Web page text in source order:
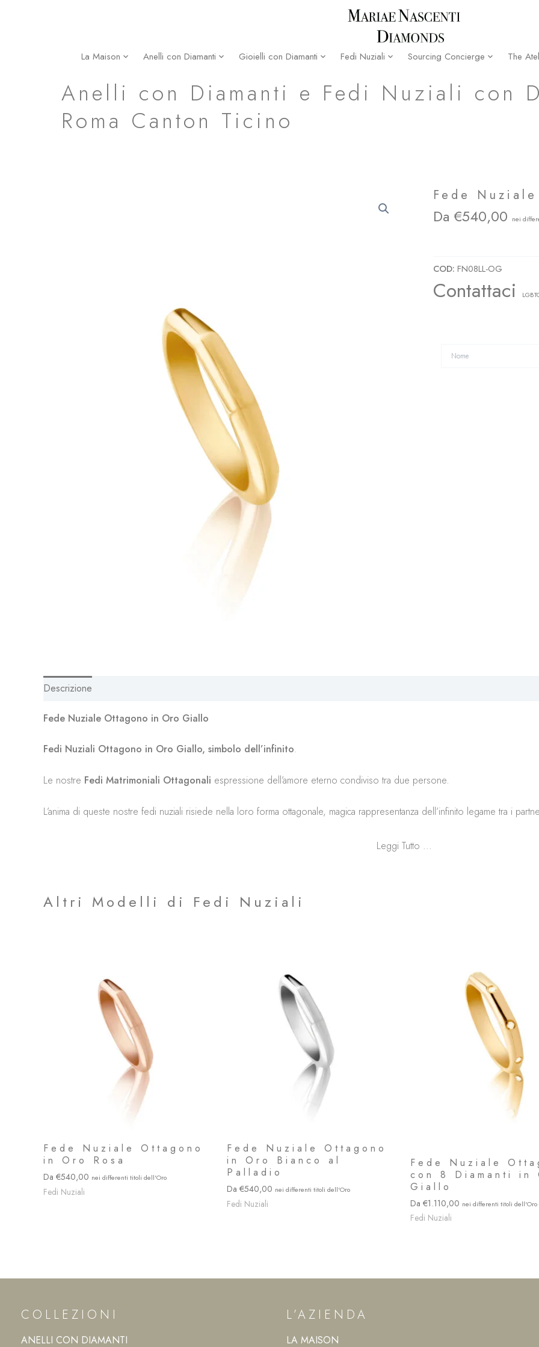
La Maison Anelli con Diamanti Gioielli con Diamanti Fedi Nuziali Sourcing Concierge The
Fede Nuziale Ottagono in Oro Giallo
Anelli con Diamanti e Fedi Nuziali con
Roma Canton Ticino
Fede
540,00
COD: FN08LL-OG
Contattaci
Descrizione
Fede Nuziale Ottagono in Oro Giallo
Fedi Nuziali Ottagono in Oro Giallo, simbolo dell’infinito.
Le nostre Fedi Matrimoniali Ottagonali espressione dell’amore eterno condiviso tra due persone.
L’anima di queste nostre fedi nuziali risiede nella loro forma ottagonale, magica rappresentanza dell’infinito legame tra i
Leggi Tutto ...
Altri Modelli di Fedi Nuziali
Fede Nuziale Ottagono
in Oro Rosa
540,00
Fedi Nuziali
Fede Nuziale Ottagono
in Oro Bianco al
Palladio
540,00
Fedi Nuziali
Fede Nuziale
con 8 Diamanti in
Giallo
1.110,00
Fedi Nuziali
COLLEZIONI
ANELLI CON DIAMANTI
L’AZIENDA
LA MAISON